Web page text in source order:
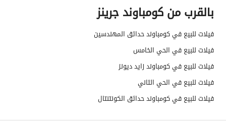
بالقرب من كومباوند جرينز
فيلات للبيع في كومباوند حدائق المهندسين
فيلات للبيع في الحي الخامس
فيلات للبيع في كومباوند زايد ديونز
فيلات للبيع في الحي الثاني
فيلات للبيع في كومباوند حدائق الكونتنتال